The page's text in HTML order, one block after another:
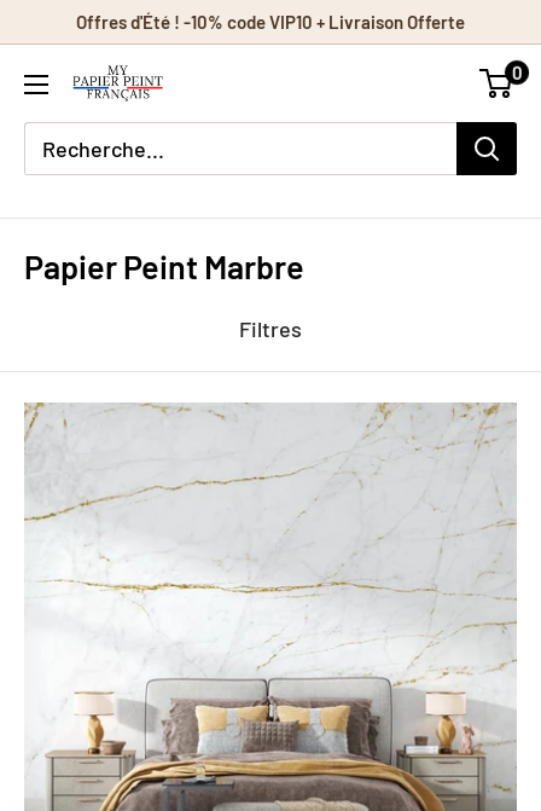
contenu
Offres d'Été ! -10% code VIP10 + Livraison Offerte
0
Papier Peint Marbre
Filtres